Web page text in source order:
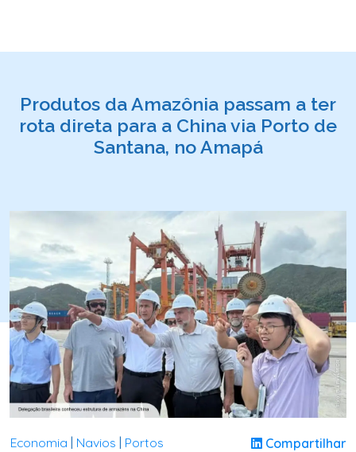
Produtos da Amazônia passam a ter
rota direta para a China via Porto de
Santana, no Amapá
Economia Navios Portos Compartilhar